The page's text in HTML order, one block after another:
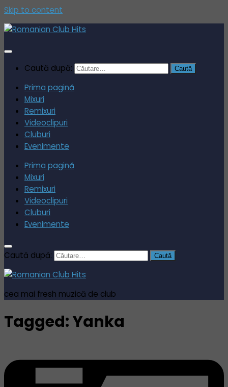
Skip to content
Caută după:
Prima pagină
Mixuri
Remixuri
Videoclipuri
Cluburi
Evenimente
Prima pagină
Mixuri
Remixuri
Videoclipuri
Cluburi
Evenimente
Caută după:
cea mai fresh muzică de club
Tagged:Yanka